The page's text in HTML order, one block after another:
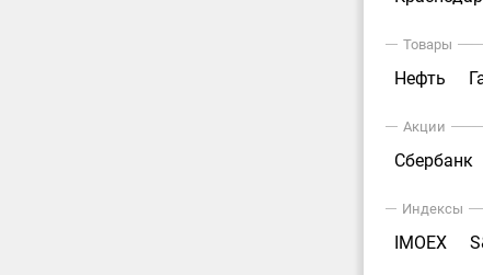
Товары
Нефть
Акции
Сбербанк
Индексы
IMOEX